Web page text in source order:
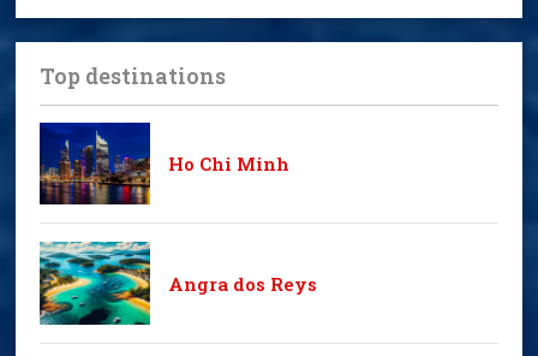
Top destinations
Ho Chi Minh
Angra dos Reys